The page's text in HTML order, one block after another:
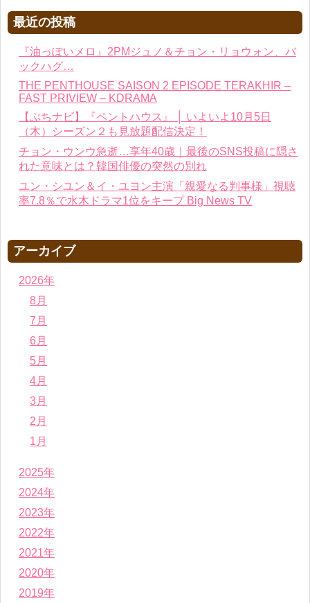
最近の投稿
『油っぽいメロ』2PMジュノ＆チョン・リョウォン、バ
ックハグ…
THE PENTHOUSE SAISON 2 EPISODE TERAKHIR –
FAST PRIVIEW – KDRAMA
【ぷちナビ】『ペントハウス』 │ いよいよ10月5日
（木）シーズン２も見放題配信決定！
チョン・ウンウ急逝…享年40歳｜最後のSNS投稿に隠さ
れた意味とは？韓国俳優の突然の別れ
ユン・シユン＆イ・ユヨン主演「親愛なる判事様」視聴
率7.8％で水木ドラマ1位をキープ Big News TV
アーカイブ
2026年
8月
7月
6月
5月
4月
3月
2月
1月
2025年
2024年
2023年
2022年
2021年
2020年
2019年